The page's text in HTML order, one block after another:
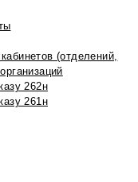
(отделений,
262н
261н